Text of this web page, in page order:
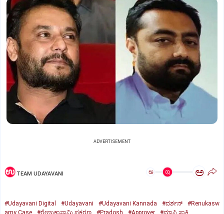
ADVERTISEMENT
TEAM UDAYAVANI ಅ ಅ
#Udayavani Digital #Udayavani #Udayavani Kannada #ದರ್ಶನ್‌
#Renukasw
amy Case
#ರೇಣುಕಾಸ್ವಾಮಿ ಪ್ರಕರಣ #Pradosh #Approver #ಮಾಫಿ ಸಾಕ್ಷಿ